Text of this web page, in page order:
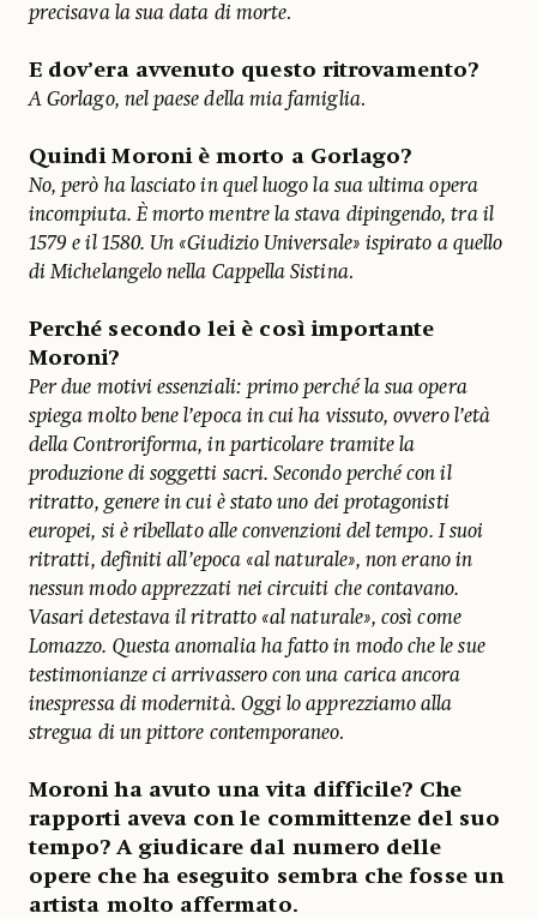
precisava la sua data di morte.
E dov’era avvenuto questo ritrovamento?
A Gorlago, nel paese della mia famiglia.
Quindi Moroni è morto a Gorlago?
No, però ha lasciato in quel luogo la sua ultima opera
incompiuta. È morto mentre la stava dipingendo, tra il
1579 e il 1580. Un «Giudizio Universale» ispirato a quello
di Michelangelo nella Cappella Sistina.
Perché secondo lei è così importante
Moroni?
Per due motivi essenziali: primo perché la sua opera
spiega molto bene l’epoca in cui ha vissuto, ovvero l’età
della Controriforma, in particolare tramite la
produzione di soggetti sacri. Secondo perché con il
ritratto, genere in cui è stato uno dei protagonisti
europei, si è ribellato alle convenzioni del tempo. I suoi
ritratti, definiti all’epoca «al naturale», non erano in
nessun modo apprezzati nei circuiti che contavano.
Vasari detestava il ritratto «al naturale», così come
Lomazzo. Questa anomalia ha fatto in modo che le sue
testimonianze ci arrivassero con una carica ancora
inespressa di modernità. Oggi lo apprezziamo alla
stregua di un pittore contemporaneo.
Moroni ha avuto una vita difficile? Che
rapporti aveva con le committenze del suo
tempo? A giudicare dal numero delle
opere che ha eseguito sembra che fosse un
artista molto affermato.